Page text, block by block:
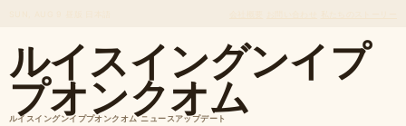
ルイスイングンイプ
プオンクオム
ルイスイングンイププオンクオム ニュースアップデート